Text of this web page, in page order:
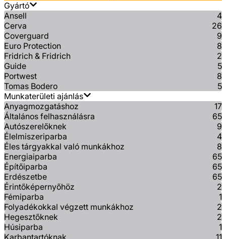
Gyártó
Ansell
4
Cerva
26
Coverguard
9
Euro Protection
8
Fridrich & Fridrich
2
Guide
5
Portwest
8
Tomas Bodero
5
Munkaterületi ajánlás
Anyagmozgatáshoz
17
Általános felhasználásra
65
Autószerelőknek
9
Élelmiszeriparba
4
Éles tárgyakkal való munkákhoz
8
Energiaiparba
65
Építőiparba
65
Erdészetbe
65
Érintőképernyőhöz
2
Fémiparba
1
Folyadékokkal végzett munkákhoz
2
Hegesztőknek
2
Húsiparba
1